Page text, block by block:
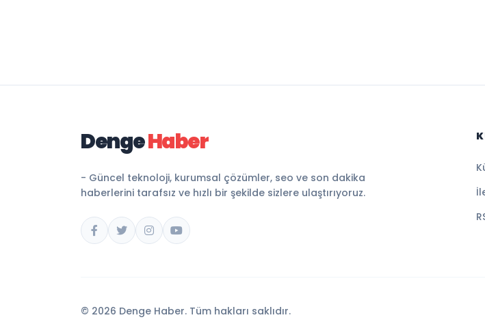
DengeHaber
- Güncel teknoloji, kurumsal çözümler, seo ve son dakika
haberlerini tarafsız ve hızlı bir şekilde sizlere ulaştırıyoruz.
© 2026 Denge Haber. Tüm hakları saklıdır.